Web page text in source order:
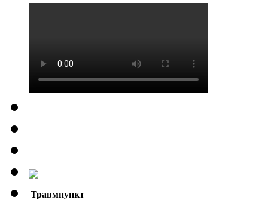
Травмпункт